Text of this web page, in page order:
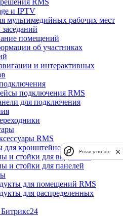
и IPTV
мультимедийных рабочих мест
помещений
об участниках
и интерактивных
подключения RMS
для подключения
RMS
для кронштейнов и стоек
и стойки для видеостен
и стойки для панелей
для помещений RMS
для распределенных
Privacy notice